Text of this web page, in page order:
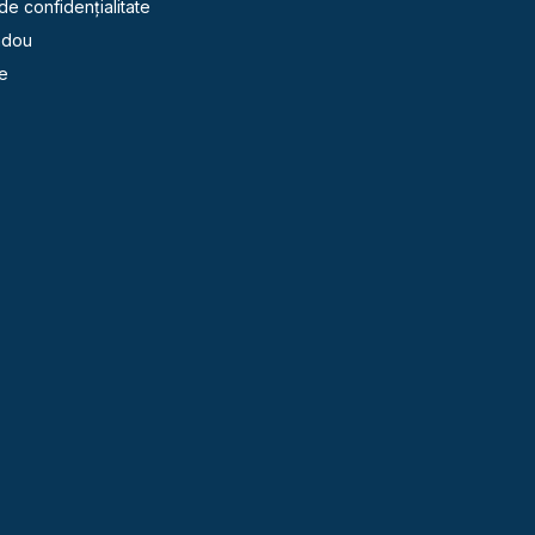
confidențialitate